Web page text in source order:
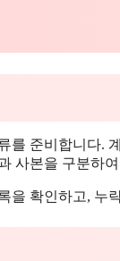
를 준비합니다.
사본을 구분하
을 확인하고, 누